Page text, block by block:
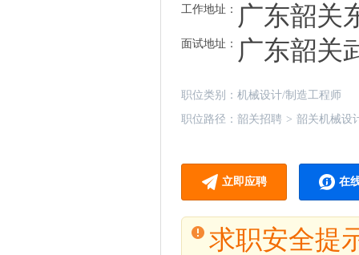
工作地址： 广东韶关
面试地址： 广东韶关
职位类别： 机械设计/制造工程师
职位路径： 韶关招聘 > 韶关机械设
立即应聘 在
求职安全提